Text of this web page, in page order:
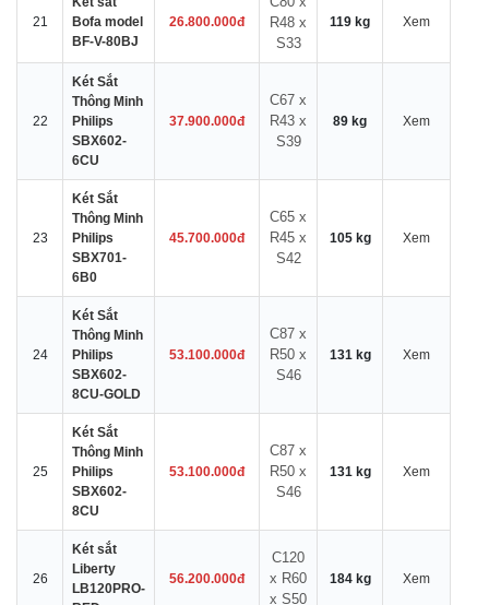
21
Bofa model
BF-V-80BJ
26.800.000đ
R48 x
S33
119 kg Xem
22
Két Sắt
Thông Minh
Philips
SBX602-
6CU
37.900.000đ
C67 x
R43 x
S39
89 kg Xem
23
Két Sắt
Thông Minh
Philips
SBX701-
6B0
45.700.000đ
C65 x
R45 x
S42
105 kg Xem
24
Két Sắt
Thông Minh
Philips
SBX602-
8CU-GOLD
53.100.000đ
C87 x
R50 x
S46
131 kg Xem
25
Két Sắt
Thông Minh
Philips
SBX602-
8CU
53.100.000đ
C87 x
R50 x
S46
131 kg Xem
26
Két sắt
Liberty
LB120PRO-
56.200.000đ
C120
x R60
x S50
184 kg Xem